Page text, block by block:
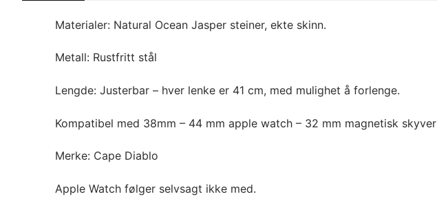
Materialer: Natural Ocean Jasper steiner, ekte skinn.
Metall: Rustfritt stål
Lengde: Justerbar – hver lenke er 41 cm, med mulighet å forlenge.
Kompatibel med 38mm – 44 mm apple watch – 32 mm magnetisk skyver
Merke: Cape Diablo
Apple Watch følger selvsagt ikke med.